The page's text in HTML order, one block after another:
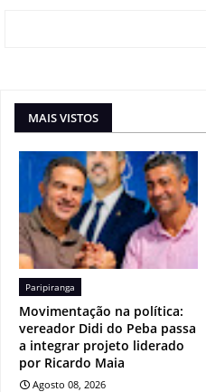
MAIS VISTOS
Paripiranga
Movimentação na política:
vereador Didi do Peba passa
a integrar projeto liderado
por Ricardo Maia
Agosto 08, 2026